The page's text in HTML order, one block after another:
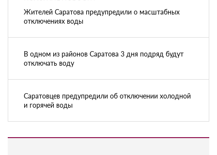
Жителей Саратова предупредили о масштабных
отключениях воды
В одном из районов Саратова 3 дня подряд будут
отключать воду
Саратовцев предупредили об отключении холодной
и горячей воды